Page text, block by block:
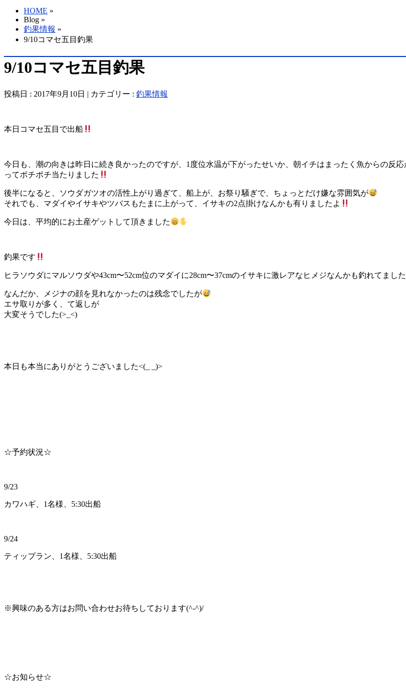
HOME »
Blog »
釣果情報 »
9/10コマセ五目釣果
9/10コマセ五目釣果
投稿日 : 2017年9月10日 | カテゴリー : 釣果情報
本日コマセ五目で出船
今日も、潮の向きは昨日に続き良かったのですが、1度位水温が下がったせいか、朝イチはまったく魚からの反
ってポチポチ当たりました
後半になると、ソウダガツオの活性上がり過ぎて、船上が、お祭り騒ぎで、ちょっとだけ嫌な雰囲気が
それでも、マダイやイサキやツバスもたまに上がって、イサキの2点掛けなんかも有りましたよ
今日は、平均的にお土産ゲットして頂きました
釣果です
ヒラソウダにマルソウダや43cm〜52cm位のマダイに28cm〜37cmのイサキに激レアなヒメジなんかも釣れてまし
なんだか、メジナの顔を見れなかったのは残念でしたが
エサ取りが多く、て返しが
大変そうでした(>_<)
本日も本当にありがとうございました<(_ _)>
☆予約状況☆
9/23
カワハギ、1名様、5:30出船
9/24
ティップラン、1名様、5:30出船
※興味のある方はお問い合わせお待ちしております(^-^)/
☆お知らせ☆